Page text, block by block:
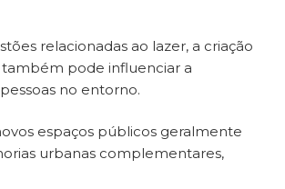
relacionadas ao lazer, a criação
pode influenciar a
no entorno.
espaços públicos geralmente
urbanas complementares,